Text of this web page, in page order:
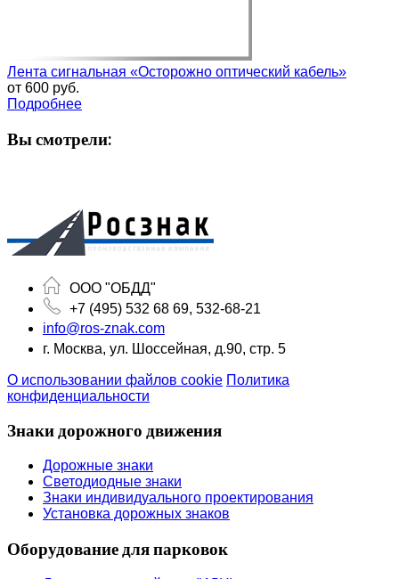
Лента сигнальная «Осторожно оптический кабель»
от 600 руб.
Подробнее
Вы смотрели:
ООО "ОБДД"
+7 (495) 532 68 69, 532-68-21
info@ros-znak.com
г. Москва, ул. Шоссейная, д.90, стр. 5
О использовании файлов cookie Политика
конфиденциальности
Знаки дорожного движения
Дорожные знаки
Светодиодные знаки
Знаки индивидуального проектирования
Установка дорожных знаков
Оборудование для парковок